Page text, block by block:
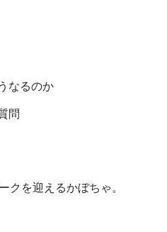
なるのか
問
クを迎えるかぼちゃ。